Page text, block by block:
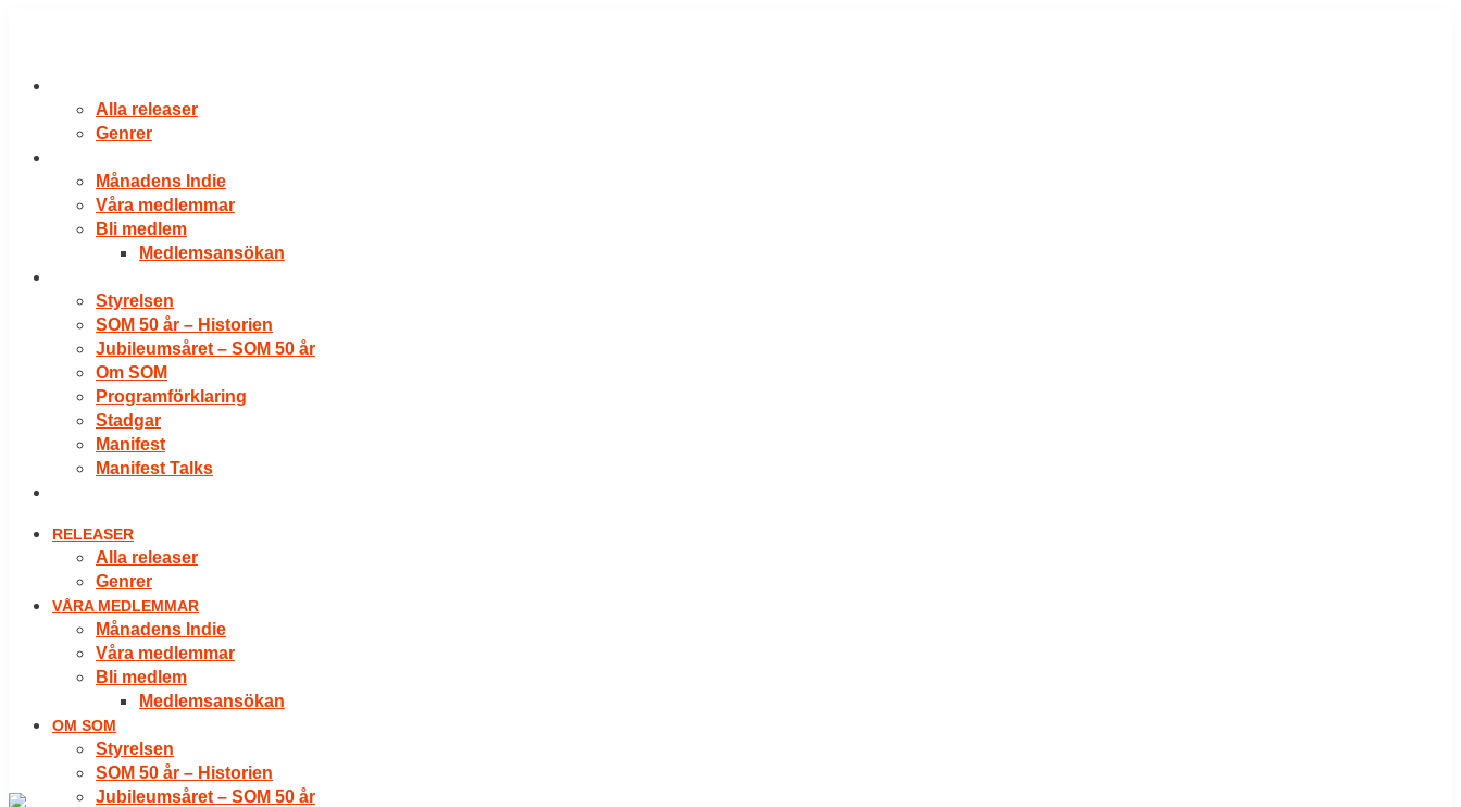
Alla releaser
Genrer
Månadens Indie
Våra medlemmar
Bli medlem
Medlemsansökan
Styrelsen
SOM 50 år – Historien
Jubileumsåret – SOM 50 år
Om SOM
Programförklaring
Stadgar
Manifest
Manifest Talks
RELEASER
Alla releaser
Genrer
VÅRA MEDLEMMAR
Månadens Indie
Våra medlemmar
Bli medlem
Medlemsansökan
OM SOM
Styrelsen
SOM 50 år – Historien
Jubileumsåret – SOM 50 år